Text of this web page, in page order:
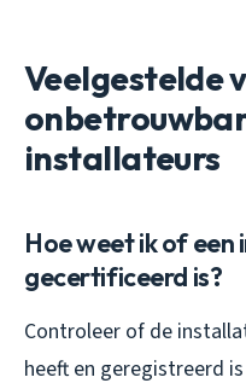
Veelgestelde
installateurs
Hoe weet ik of
gecertificeerd is?
Controleer of de
heeft en geregistreerd